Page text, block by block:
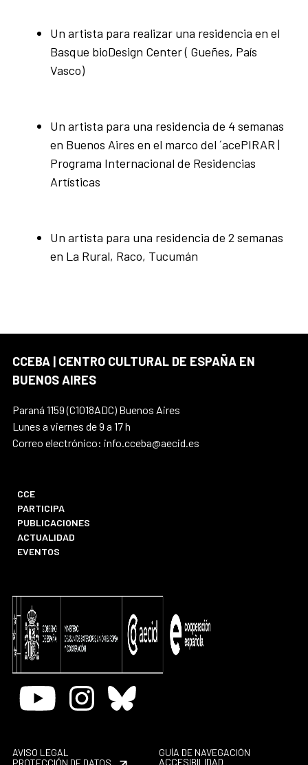
Un artista para realizar una residencia en el
Basque bioDesign Center ( Gueñes, País
Vasco)
Un artista para una residencia de 4 semanas
en Buenos Aires en el marco del ´acePIRAR |
Programa Internacional de Residencias
Artísticas
Un artista para una residencia de 2 semanas
en La Rural, Raco, Tucumán
CCEBA | CENTRO CULTURAL DE ESPAÑA EN
BUENOS AIRES
Paraná 1159 (C1018ADC) Buenos Aires
Lunes a viernes de 9 a 17 h
Correo electrónico: info.cceba@aecid.es
CCE
PARTICIPA
PUBLICACIONES
ACTUALIDAD
EVENTOS
Youtube InstagramBluesky
AVISO LEGAL
GUÍA DE NAVEGACIÓN
ACCESIBILIDAD